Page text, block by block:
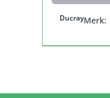
Merk:
Ducray